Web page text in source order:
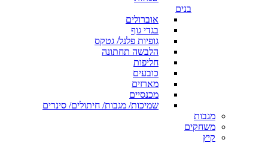
בנים
אוברולים
בגדי גוף
גופיות פלנל/ גטקס
הלבשה תחתונה
חליפות
כובעים
מארזים
מכנסיים
שמיכות/ מגבות/ חיתולים/ סינרים
מגבות
משחקים
קיץ